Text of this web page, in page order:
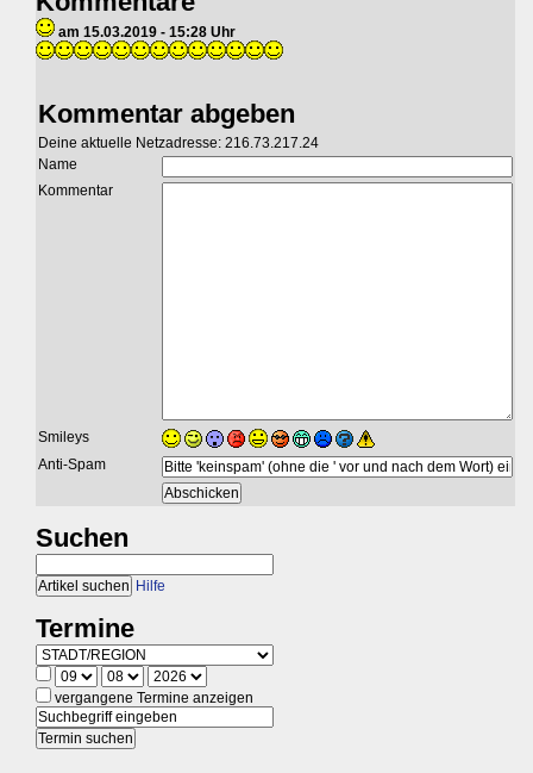
am 15.03.2019 - 15:28 Uhr
Kommentar abgeben
Deine aktuelle Netzadresse: 216.73.217.24
Name
Kommentar
Smileys
Anti-Spam
Suchen
Hilfe
Termine
vergangene Termine anzeigen